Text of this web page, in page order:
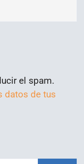
el spam.
datos de tus